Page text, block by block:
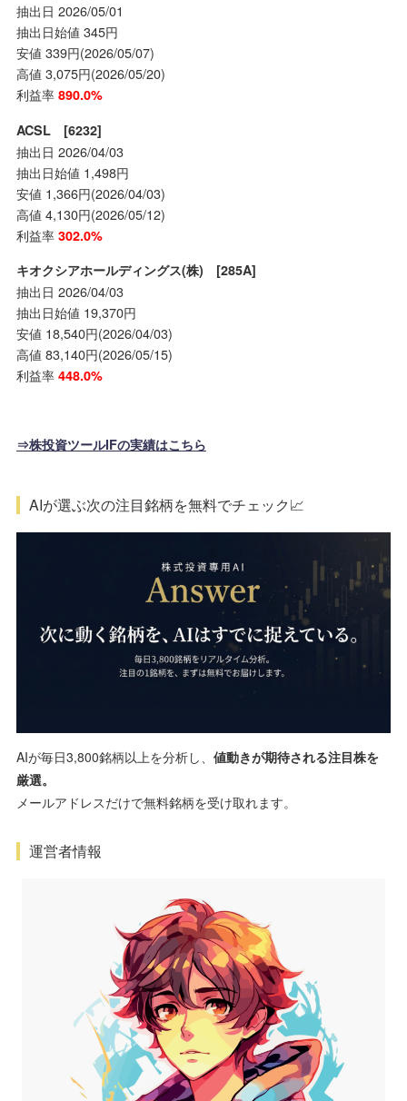
抽出日 2026/05/01
抽出日始値 345円
安値 339円(2026/05/07)
高値 3,075円(2026/05/20)
利益率 890.0%
ACSL [6232]
抽出日 2026/04/03
抽出日始値 1,498円
安値 1,366円(2026/04/03)
高値 4,130円(2026/05/12)
利益率 302.0%
キオクシアホールディングス(株) [285A]
抽出日 2026/04/03
抽出日始値 19,370円
安値 18,540円(2026/04/03)
高値 83,140円(2026/05/15)
利益率 448.0%
⇒株投資ツールIFの実績はこちら
AIが選ぶ次の注目銘柄を無料でチェック📈
AIが毎日3,800銘柄以上を分析し、 値動きが期待される注目株を
厳選。
メールアドレスだけで無料銘柄を受け取れます。
運営者情報